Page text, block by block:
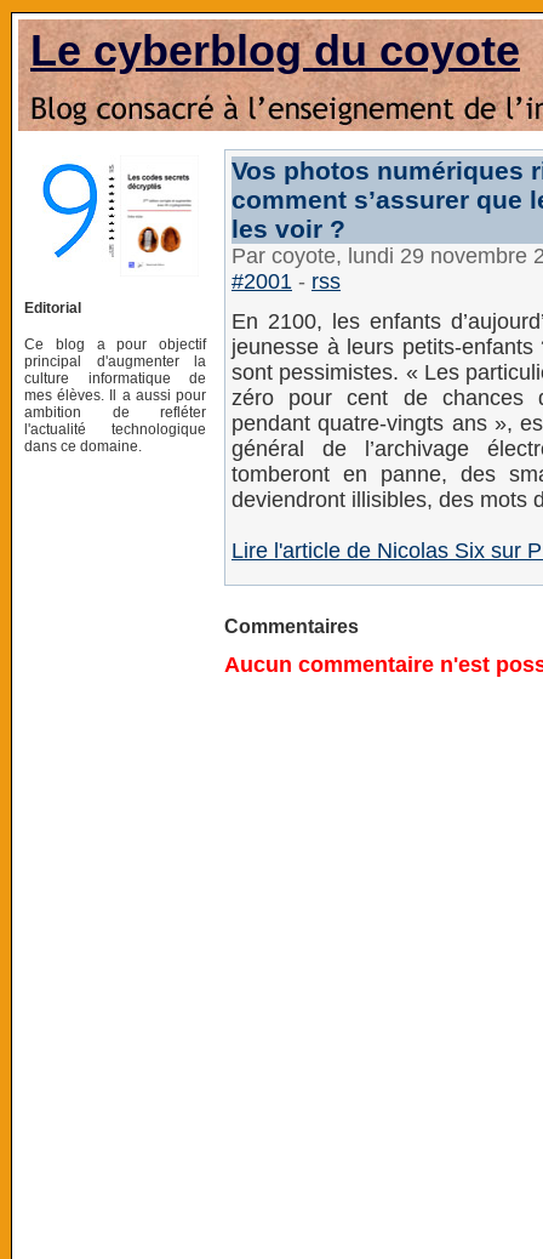
Le cyberblog du coyote
Editorial
Ce blog a pour objectif
principal d'augmenter la
culture informatique de
mes élèves. Il a aussi pour
ambition de refléter
l'actualité technologique
dans ce domaine.
Vos photos numériques
comment s’assurer que
les voir ?
Par coyote, lundi 29 novembre
#2001 - rss
En 2100, les enfants
jeunesse à leurs petits-
sont pessimistes. « Les
zéro pour cent de chances
pendant quatre-vingts ans »,
général de l’archivage
tomberont en panne, des
deviendront illisibles, des mots
Lire l'article de Nicolas Six sur
Commentaires
Aucun commentaire n'est